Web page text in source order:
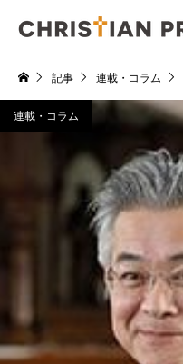
記事 連載・コラム
連載・コラム